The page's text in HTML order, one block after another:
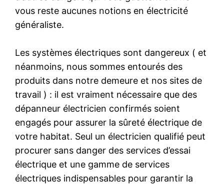
vous reste aucunes notions en électricité
généraliste.
Les systèmes électriques sont dangereux ( et
néanmoins, nous sommes entourés des
produits dans notre demeure et nos sites de
travail ) : il est vraiment nécessaire que des
dépanneur électricien confirmés soient
engagés pour assurer la sûreté électrique de
votre habitat. Seul un électricien qualifié peut
procurer sans danger des services d’essai
électrique et une gamme de services
électriques indispensables pour garantir la